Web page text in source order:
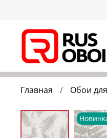
Главная Обои